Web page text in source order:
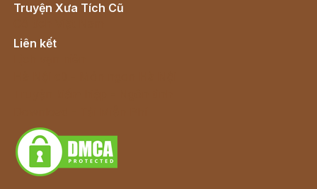
Truyện Xưa Tích Cũ
Liên kết